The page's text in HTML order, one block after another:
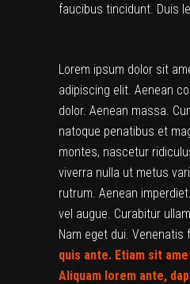
faucibus tincidunt. Duis
Lorem ipsum dolor sit
adipiscing elit. Aenean
dolor. Aenean massa.
natoque penatibus et
montes, nascetur
viverra nulla ut metus
rutrum. Aenean
vel augue. Curabitur
Nam eget dui. Venenatis
quis ante. Etiam sit
Aliquam lorem ante,